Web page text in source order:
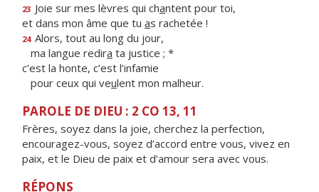
23 Joie sur mes lèvres qui chantent pour toi,
et dans mon âme que tu as rachetée !
24 Alors, tout au long du jour,
ma langue redira ta justice ; *
c’est la honte, c’est l’infamie
pour ceux qui veulent mon malheur.
PAROLE DE DIEU : 2 CO 13, 11
Frères, soyez dans la joie, cherchez la perfection,
encouragez-vous, soyez d’accord entre vous, vivez en
paix, et le Dieu de paix et d’amour sera avec vous.
RÉPONS